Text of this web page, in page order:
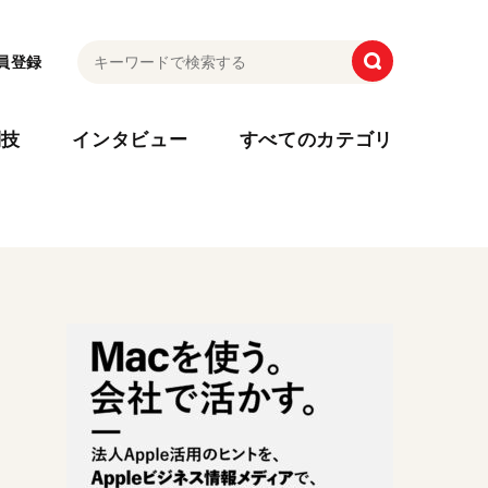
登録
インタビュー すべてのカテゴリ